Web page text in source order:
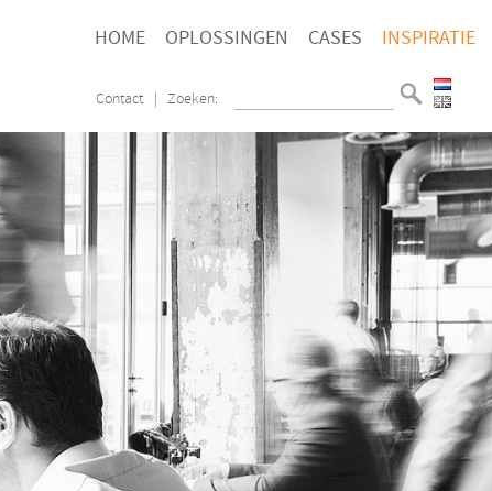
HOME OPLOSSINGEN CASES INSPIRATIE
Contact | Zoeken: